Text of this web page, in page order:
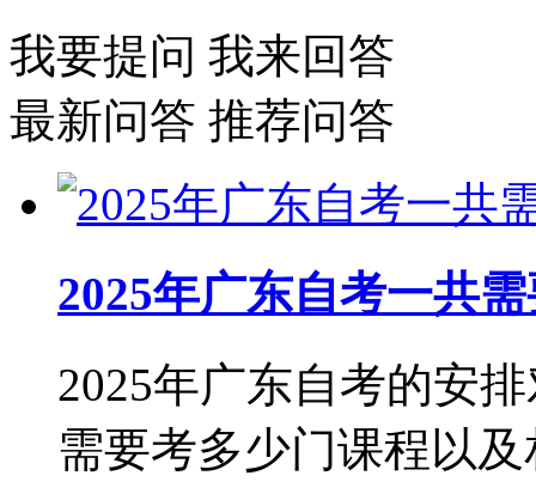
我要提问 我来回答
最新问答 推荐问答
2025年广东自考一共
2025年广东自考的安
需要考多少门课程以及